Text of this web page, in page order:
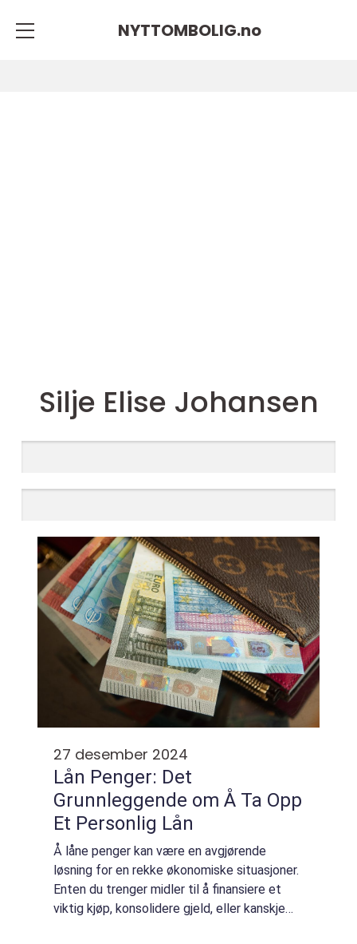
NYTTOMBOLIG.no
Silje Elise Johansen
27 desember 2024
Lån Penger: Det
Grunnleggende om Å Ta Opp
Et Personlig Lån
Å låne penger kan være en avgjørende
løsning for en rekke økonomiske situasjoner.
Enten du trenger midler til å finansiere et
viktig kjøp, konsolidere gjeld, eller kanskje